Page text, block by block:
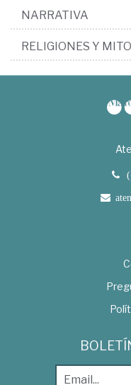
NARRATIVA
RELIGIONES Y